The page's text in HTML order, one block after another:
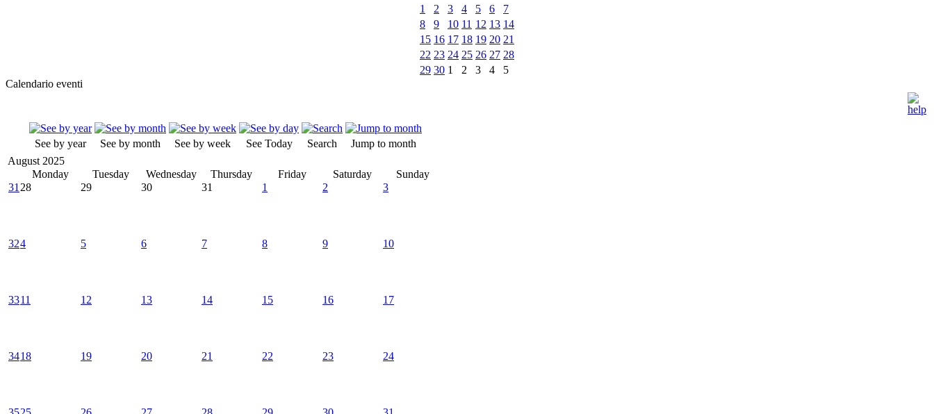
1
2 3 4 5 6
7
8
9 10 11 12 13 14
15 16 17 18 19 20 21
22 23 24 25 26 27 28
29 30 1 2 3 4
5
Calendario eventi
See by year See by month See by week See Today Search
Jump to month
August 2025
Monday
Tuesday Wednesday Thursday Friday Saturday
Sunday
31 28 29 30 31 1 2 3
324 5 6 7 8 9 10
3311 12 13 14 15 16 17
3418 19 20 21 22 23 24